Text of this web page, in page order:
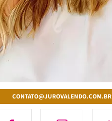
CONTATO@JUROVALENDO.COM.BR